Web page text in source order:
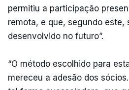
permitiu a participação
remota, e que, segundo este,
desenvolvido no futuro”.
“O método escolhido para
mereceu a adesão dos